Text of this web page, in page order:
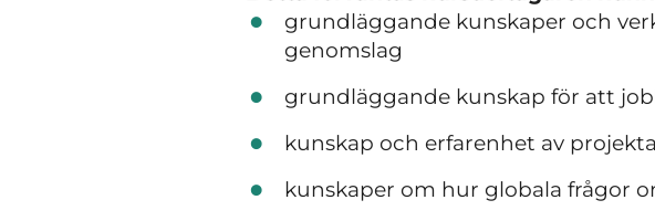
grundläggande kunskaper och
genomslag
grundläggande kunskap för att
kunskap och erfarenhet av
kunskaper om hur globala frågor